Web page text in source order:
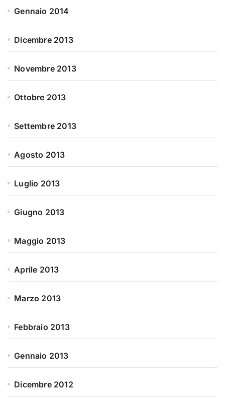
Gennaio 2014
Dicembre 2013
Novembre 2013
Ottobre 2013
Settembre 2013
Agosto 2013
Luglio 2013
Giugno 2013
Maggio 2013
Aprile 2013
Marzo 2013
Febbraio 2013
Gennaio 2013
Dicembre 2012